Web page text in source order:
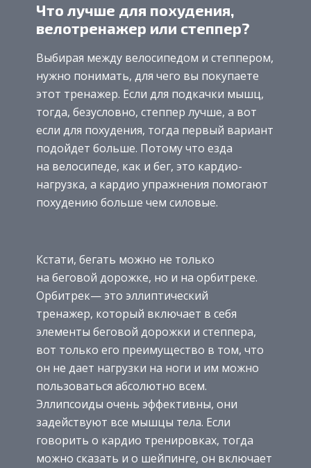
Что лучше для похудения,
велотренажер или степпер?
Выбирая между велосипедом и степпером,
нужно понимать, для чего вы покупаете
этот тренажер. Если для подкачки мышц,
тогда, безусловно, степпер лучше, а вот
если для похудения, тогда первый вариант
подойдет больше. Потому что езда
на велосипеде, как и бег, это кардио-
нагрузка, а кардио упражнения помогают
похудению больше чем силовые.
Кстати, бегать можно не только
на беговой дорожке, но и на орбитреке.
Орбитрек— это эллиптический
тренажер, который включает в себя
элементы беговой дорожки и степпера,
вот только его преимущество в том, что
он не дает нагрузки на ноги и им можно
пользоваться абсолютно всем.
Эллипсоиды очень эффективны, они
задействуют все мышцы тела. Если
говорить о кардио тренировках, тогда
можно сказать и о шейпинге, он включает